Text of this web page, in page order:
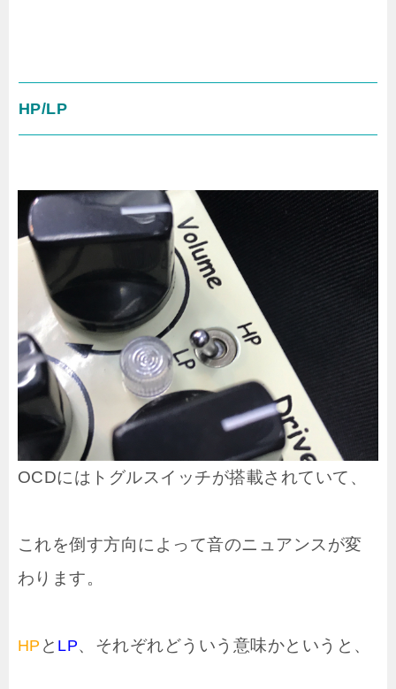
HP/LP
OCDにはトグルスイッチが搭載されていて、
これを倒す方向によって音のニュアンスが変
わります。
HP と LP、それぞれどういう意味かというと、